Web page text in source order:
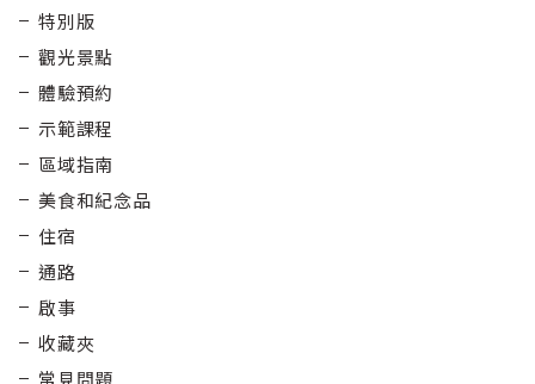
特別版
觀光景點
體驗預約
示範課程
區域指南
美食和紀念品
住宿
通路
啟事
收藏夾
常見問題